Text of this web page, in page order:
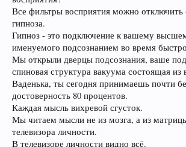
Все фильтры восприятия можно
гипноза.
Гипноз - это подключение к вашему
именуемого подсознанием во время
Мы открыли дверцы подсознания, ваше
спиновая структура вакуума состоящая
Ваденька, ты сегодня принимаешь почти
достоверность 80 процентов.
Каждая мысль вихревой сгусток.
Мы читаем мысли не из мозга, а из
телевизора личности.
В телевизоре личности видно всё.